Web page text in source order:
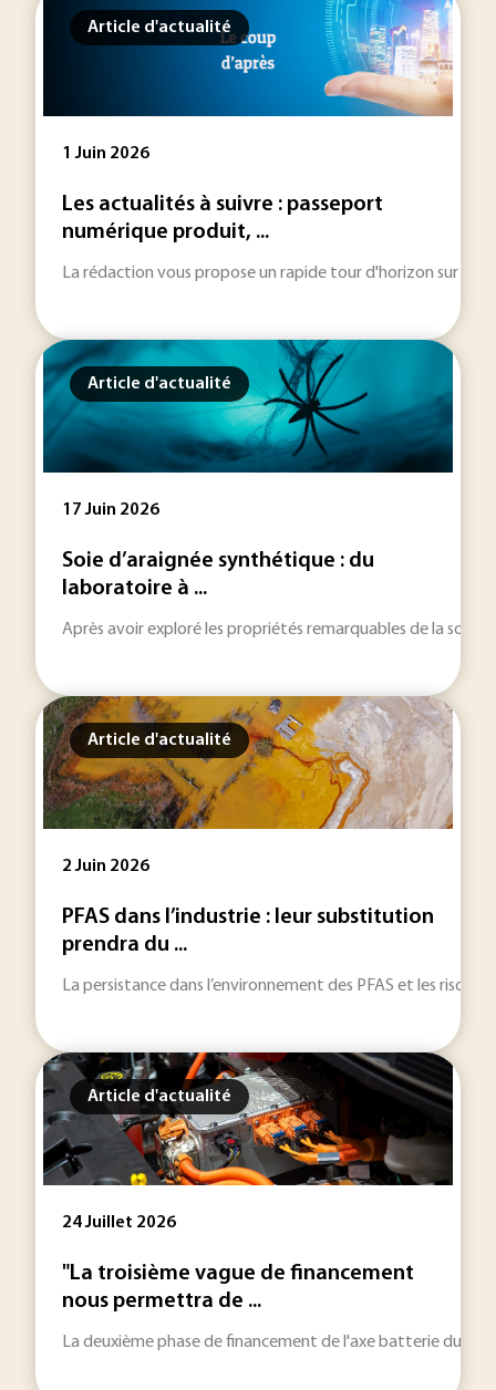
Article d'actualité
1 Juin 2026
Les actualités à suivre : passeport
numérique produit, ...
La rédaction vous propose un rapide tour d'horizon sur les
Article d'actualité
17 Juin 2026
Soie d’araignée synthétique : du
laboratoire à ...
Après avoir exploré les propriétés remarquables de la soie
Article d'actualité
2 Juin 2026
PFAS dans l’industrie : leur substitution
prendra du ...
La persistance dans l’environnement des PFAS et les
Article d'actualité
24 Juillet 2026
"La troisième vague de financement
nous permettra de ...
La deuxième phase de financement de l'axe batterie du